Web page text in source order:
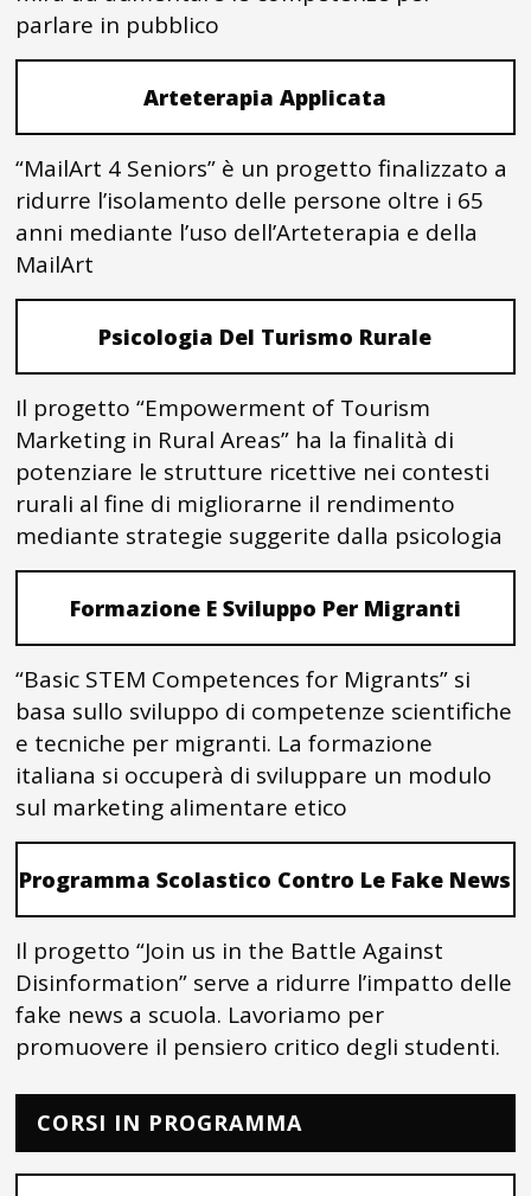
parlare in pubblico
Arteterapia Applicata
“MailArt 4 Seniors” è un progetto finalizzato a
ridurre l’isolamento delle persone oltre i 65
anni mediante l’uso dell’Arteterapia e della
MailArt
Psicologia Del Turismo Rurale
Il progetto “Empowerment of Tourism
Marketing in Rural Areas” ha la finalità di
potenziare le strutture ricettive nei contesti
rurali al fine di migliorarne il rendimento
mediante strategie suggerite dalla psicologia
Formazione E Sviluppo Per Migranti
“Basic STEM Competences for Migrants” si
basa sullo sviluppo di competenze scientifiche
e tecniche per migranti. La formazione
italiana si occuperà di sviluppare un modulo
sul marketing alimentare etico
Programma Scolastico Contro Le Fake News
Il progetto “Join us in the Battle Against
Disinformation” serve a ridurre l’impatto delle
fake news a scuola. Lavoriamo per
promuovere il pensiero critico degli studenti.
CORSI IN PROGRAMMA